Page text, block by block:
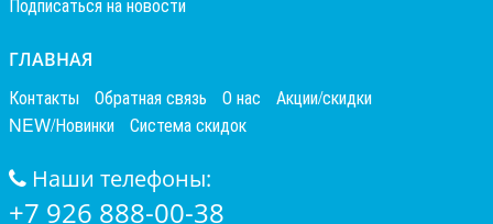
ГЛАВНАЯ
Контакты Обратная связь О нас
Акции/скидки
NEW/Новинки
Система скидок
Наши телефоны:
+7 926 888-00-38